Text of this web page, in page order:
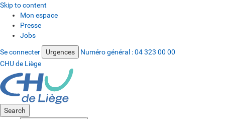
Skip to content
Mon espace
Presse
Jobs
Se connecter Urgences Numéro général :04 323 00 00
CHU de Liège
Search